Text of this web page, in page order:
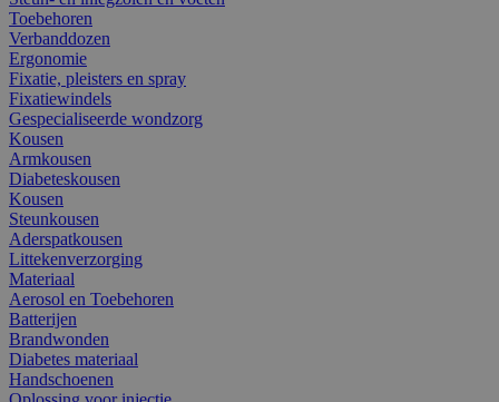
Toebehoren
Verbanddozen
Ergonomie
Fixatie, pleisters en spray
Fixatiewindels
Gespecialiseerde wondzorg
Kousen
Armkousen
Diabeteskousen
Kousen
Steunkousen
Aderspatkousen
Littekenverzorging
Materiaal
Aerosol en Toebehoren
Batterijen
Brandwonden
Diabetes materiaal
Handschoenen